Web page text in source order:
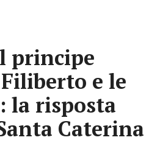
principe
e le
la risposta
Caterina